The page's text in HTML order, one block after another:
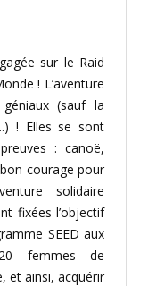
sur le Raid
! L’aventure
(sauf la
! Elles se sont
: canoë,
courage pour
solidaire
fixées l’objectif
SEED aux
femmes de
et ainsi, acquérir